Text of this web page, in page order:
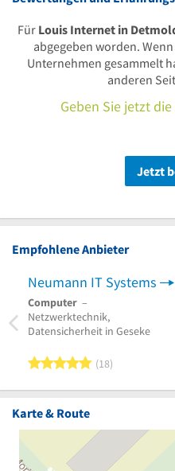
Für Louis Internet in
abgegeben worden.
Unternehmen gesammelt
anderen
Geben Sie jetzt
Jetzt
Empfohlene Anbieter
Neumann IT Systems
Computer –
Netzwerktechnik,
Datensicherheit in Geseke
5 von 5 Sternen
18
Karte & Route